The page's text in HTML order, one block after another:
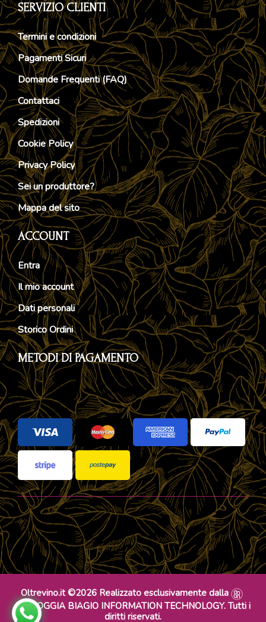
SERVIZIO CLIENTI
Termini e condizioni
Pagamenti Sicuri
Domande Frequenti (FAQ)
Contattaci
Spedizioni
Cookie Policy
Privacy Policy
Sei un produttore?
Mappa del sito
ACCOUNT
Entra
Il mio account
Dati personali
Storico Ordini
METODI DI PAGAMENTO
Oltrevino.it ©2026 Realizzato esclusivamente dalla
DR ROGGIA BIAGIO INFORMATION TECHNOLOGY. Tutti i
diritti riservati.